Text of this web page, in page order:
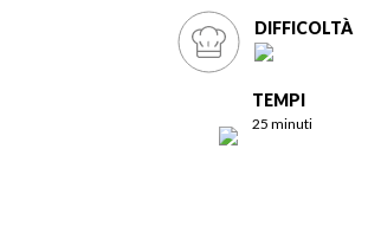
DIFFICOLTÀ
TEMPI
25 minuti